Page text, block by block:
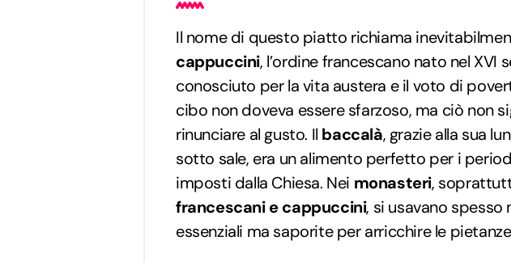
Il nome di questo piatto richiama
cappuccini, l’ordine francescano nato nel XVI
conosciuto per la vita austera e il voto di
cibo non doveva essere sfarzoso, ma ciò non
rinunciare al gusto. Il baccalà, grazie alla sua
sotto sale, era un alimento perfetto per i
imposti dalla Chiesa. Nei monasteri,
francescani e cappuccini, si usavano
essenziali ma saporite per arricchire le